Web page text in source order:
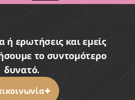
ή ερωτήσεις και εμείς
το συντομότερο
δυνατό.